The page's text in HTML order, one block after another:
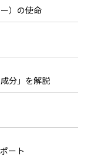
）の使命
分」を解説
ート